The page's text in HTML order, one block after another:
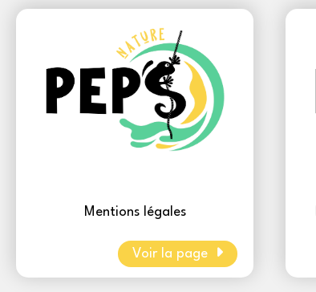
Mentions légales
Voir la page